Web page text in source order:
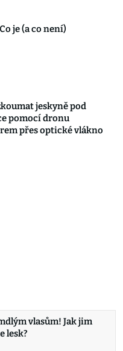
je (a co není)
jeskyně pod
pomocí dronu
přes optické vlákno
vlasům! Jak jim
lesk?